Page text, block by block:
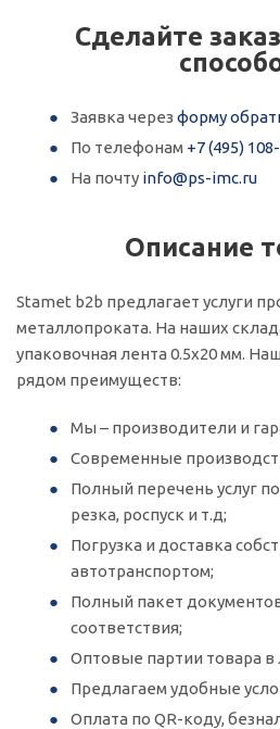
Сделайте
Заявка через форму
По телефонам +7 (495)
На почту info@ps-imc.ru
Описание
Stamet b2b предлагает услуги
металлопроката. На наших
упаковочная лента 0.5x20 мм.
рядом преимуществ:
Мы – производители и
Современные
Полный перечень услуг
резка, роспуск и т.д;
Погрузка и доставка
автотранспортом;
Полный пакет
соответствия;
Оптовые партии товара в
Предлагаем удобные
Оплата по QR-коду,